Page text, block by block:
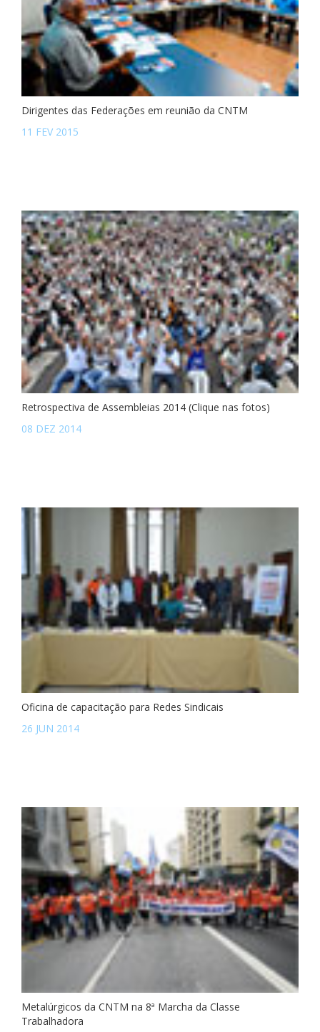
Dirigentes das Federações em reunião da CNTM
11 FEV 2015
Retrospectiva de Assembleias 2014 (Clique nas fotos)
08 DEZ 2014
Oficina de capacitação para Redes Sindicais
26 JUN 2014
Metalúrgicos da CNTM na 8ª Marcha da Classe
Trabalhadora